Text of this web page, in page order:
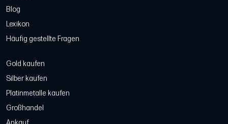
Blog
Lexikon
Häufig gestellte Fragen
Gold kaufen
Silber kaufen
Platinmetalle kaufen
Großhandel